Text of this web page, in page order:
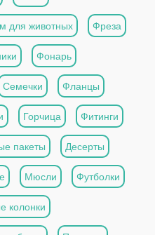
для животных Фреза
Фонарь
Семечки Фланцы
Горчица Фитинги
пакеты Десерты
Мюсли Футболки
колонки